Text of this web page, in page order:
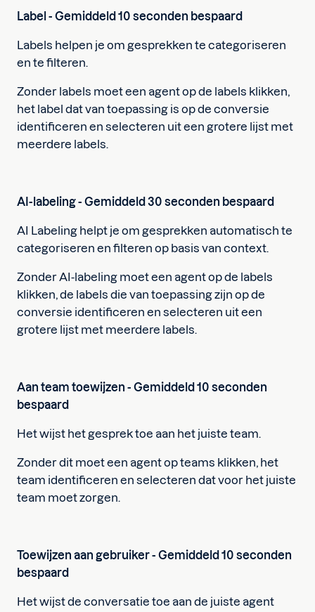
Label - Gemiddeld 10 seconden bespaard
Labels helpen je om gesprekken te categoriseren
en te filteren.
Zonder labels moet een agent op de labels klikken,
het label dat van toepassing is op de conversie
identificeren en selecteren uit een grotere lijst met
meerdere labels.
AI-labeling - Gemiddeld 30 seconden bespaard
AI Labeling helpt je om gesprekken automatisch te
categoriseren en filteren op basis van context.
Zonder AI-labeling moet een agent op de labels
klikken, de labels die van toepassing zijn op de
conversie identificeren en selecteren uit een
grotere lijst met meerdere labels.
Aan team toewijzen - Gemiddeld 10 seconden
bespaard
Het wijst het gesprek toe aan het juiste team.
Zonder dit moet een agent op teams klikken, het
team identificeren en selecteren dat voor het juiste
team moet zorgen.
Toewijzen aan gebruiker - Gemiddeld 10 seconden
bespaard
Het wijst de conversatie toe aan de juiste agent